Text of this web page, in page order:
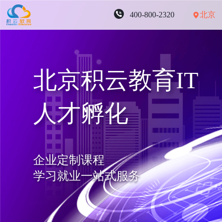
400-800-2320 北京
北京积云教育IT
人才孵化
企业定制课程
学习就业一站式服务